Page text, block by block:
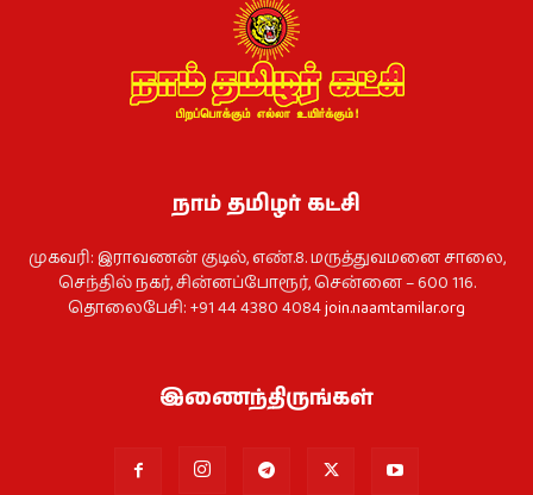
நாம் தமிழர் கட்சி
முகவரி: இராவணன் குடில், எண்.8. மருத்துவமனை சாலை,
செந்தில் நகர், சின்னப்போரூர், சென்னை – 600 116.
தொலைபேசி: +91 44 4380 4084join.naamtamilar.org
இணைந்திருங்கள்